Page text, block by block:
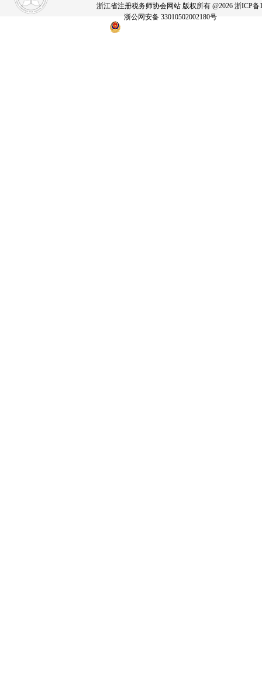
浙江省注册税务师协会网站 版权所有 @2026 浙ICP备
浙公网安备 33010502002180号